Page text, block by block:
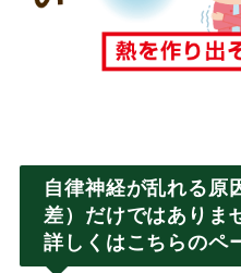
自律神経が乱れる原
差）だけではありま
詳しくはこちらのペ